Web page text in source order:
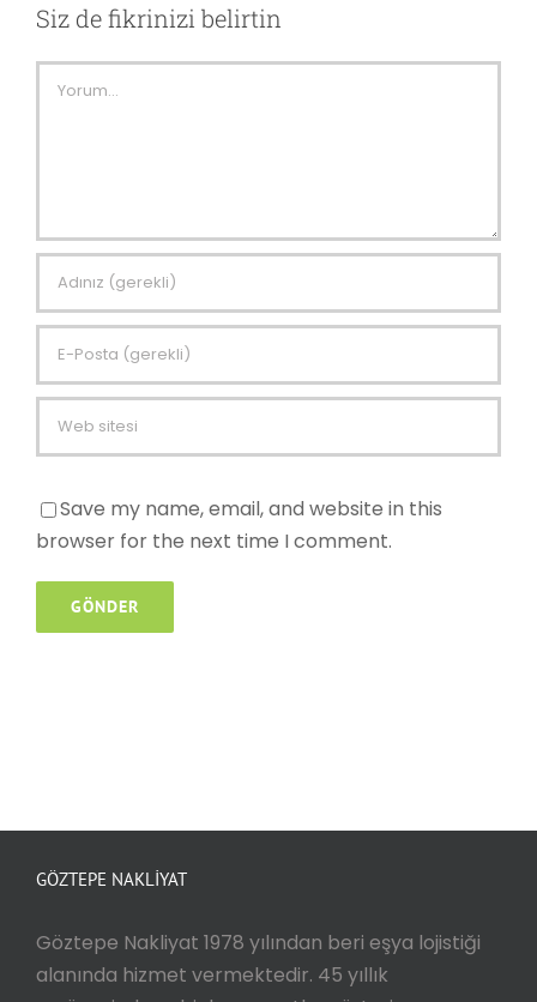
Siz de fikrinizi belirtin
Save my name, email, and website in this
browser for the next time I comment.
GÖZTEPE NAKLIYAT
Göztepe Nakliyat 1978 yılından beri eşya lojistiği
alanında hizmet vermektedir. 45 yıllık